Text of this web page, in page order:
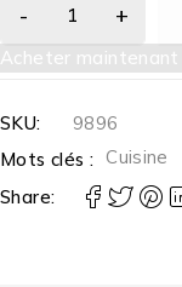
Acheter maintenant
SKU:
9896
Mots clés : Cuisine
Share: